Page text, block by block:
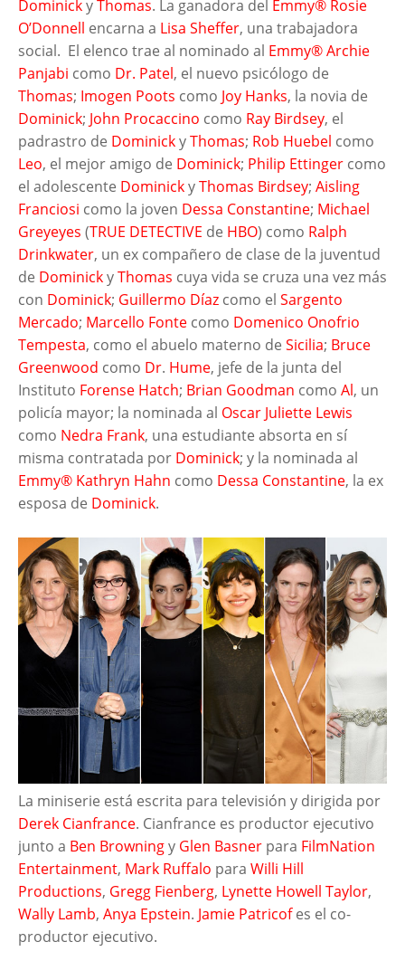
DominickyThomas. La ganadora del Emmy® Rosie
O’Donnell encarna a Lisa Sheffer, una trabajadora
social. El elenco trae al nominado al Emmy®Archie
Panjabi como Dr. Patel, el nuevo psicólogo de
Thomas; Imogen Poots como Joy Hanks, la novia de
Dominick; John Procaccino como Ray Birdsey, el
padrastro de DominickyThomas; Rob Huebel como
Leo, el mejor amigo de Dominick; Philip Ettinger como
el adolescente DominickyThomas Birdsey; Aisling
Franciosi como la joven Dessa Constantine; Michael
Greyeyes (TRUE DETECTIVE de HBO) como Ralph
Drinkwater, un ex compañero de clase de la juventud
de DominickyThomas cuya vida se cruza una vez más
con Dominick; Guillermo Díaz como el Sargento
Mercado; Marcello Fonte como Domenico Onofrio
Tempesta, como el abuelo materno de Sicilia; Bruce
Greenwood como Dr. Hume, jefe de la junta del
Instituto Forense Hatch; Brian Goodman como Al, un
policía mayor; la nominada al Oscar Juliette Lewis
como Nedra Frank, una estudiante absorta en sí
misma contratada por Dominick; y la nominada al
Emmy® Kathryn Hahn como Dessa Constantine, la ex
esposa de Dominick.
La miniserie está escrita para televisión y dirigida por
Derek Cianfrance. Cianfrance es productor ejecutivo
junto a Ben Browningy Glen Basner para FilmNation
Entertainment, Mark Ruffalo para Willi Hill
Productions, Gregg Fienberg, Lynette Howell Taylor,
Wally Lamb, Anya Epstein. Jamie Patricofes el co-
productor ejecutivo.